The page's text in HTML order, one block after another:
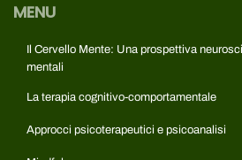
MENU
Il Cervello Mente: Una prospettiva
mentali
La terapia cognitivo-comportamentale
Approcci psicoterapeutici e psicoanalisi